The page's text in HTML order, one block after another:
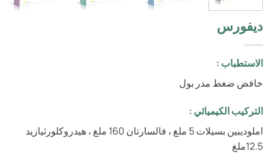
ديفورس
الاستطباب :
خافض ضغط مدر بول
التركيب الكيميائي :
املوديبين بسيلات 5 ملغ ، فالسارتان 160 ملغ ، هيدروكلورثيازيد
12.5ملغ